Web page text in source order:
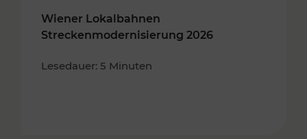
Wiener Lokalbahnen
Streckenmodernisierung 2026
Lesedauer: 5 Minuten